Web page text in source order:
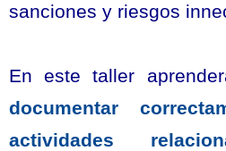
sanciones y riesgos
En este taller
documentar
actividades